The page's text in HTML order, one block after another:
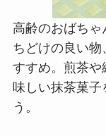
高齢のおばちゃ
ちどけの良い
すすめ。煎茶や
味しい抹茶菓子
う。